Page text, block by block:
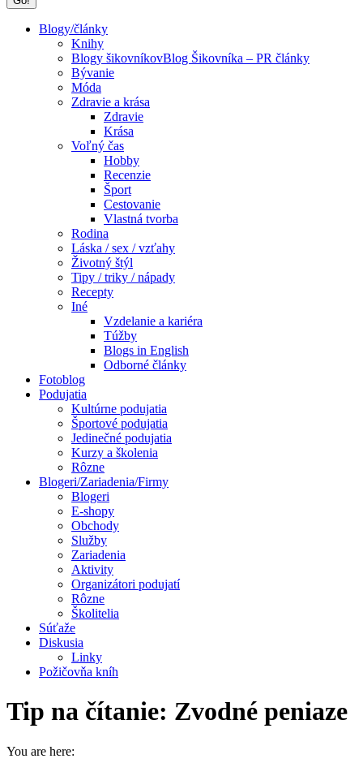
Blogy/články
Knihy
Blogy šikovníkovBlog Šikovníka – PR články
Bývanie
Móda
Zdravie a krása
Zdravie
Krása
Voľný čas
Hobby
Recenzie
Šport
Cestovanie
Vlastná tvorba
Rodina
Láska / sex / vzťahy
Životný štýl
Tipy / triky / nápady
Recepty
Iné
Vzdelanie a kariéra
Túžby
Blogs in English
Odborné články
Fotoblog
Podujatia
Kultúrne podujatia
Športové podujatia
Jedinečné podujatia
Kurzy a školenia
Rôzne
Blogeri/Zariadenia/Firmy
Blogeri
E-shopy
Obchody
Služby
Zariadenia
Aktivity
Organizátori podujatí
Rôzne
Školitelia
Súťaže
Diskusia
Linky
Požičovňa kníh
Tip na čítanie: Zvodné peniaze
You are here: